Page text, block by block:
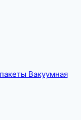
Вакуумная